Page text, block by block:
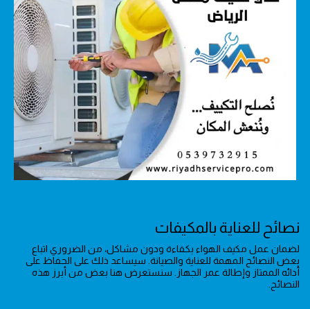
نصائح للعناية بالمكيفات
لضمان عمل مكيف الهواء بكفاءة ودون مشاكل، من الضروري اتباع
بعض النصائح المهمة للعناية والصيانة. سيساعد ذلك على الحفاظ على
أدائه الممتاز وإطالة عمر الجهاز. سنستعرض هنا بعض من أبرز هذه
النصائح.